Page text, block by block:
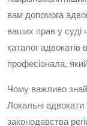
вам допомога
ваших прав у суді
каталог
професіонала,
Чому важливо
Локальні
законодавства